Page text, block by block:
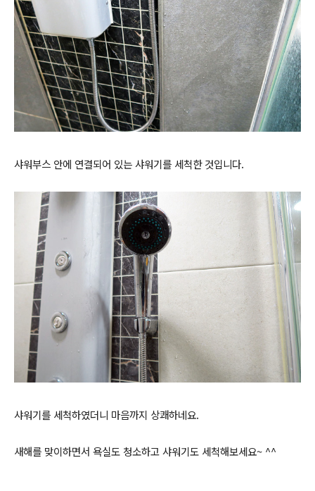
샤워부스 안에 연결되어 있는 샤워기를 세척한 것입니다.
샤워기를 세척하였더니 마음까지 상쾌하네요.
새해를 맞이하면서 욕실도 청소하고 샤워기도 세척해보세요~ ^^